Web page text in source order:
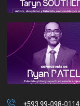
+593 99-098-0114